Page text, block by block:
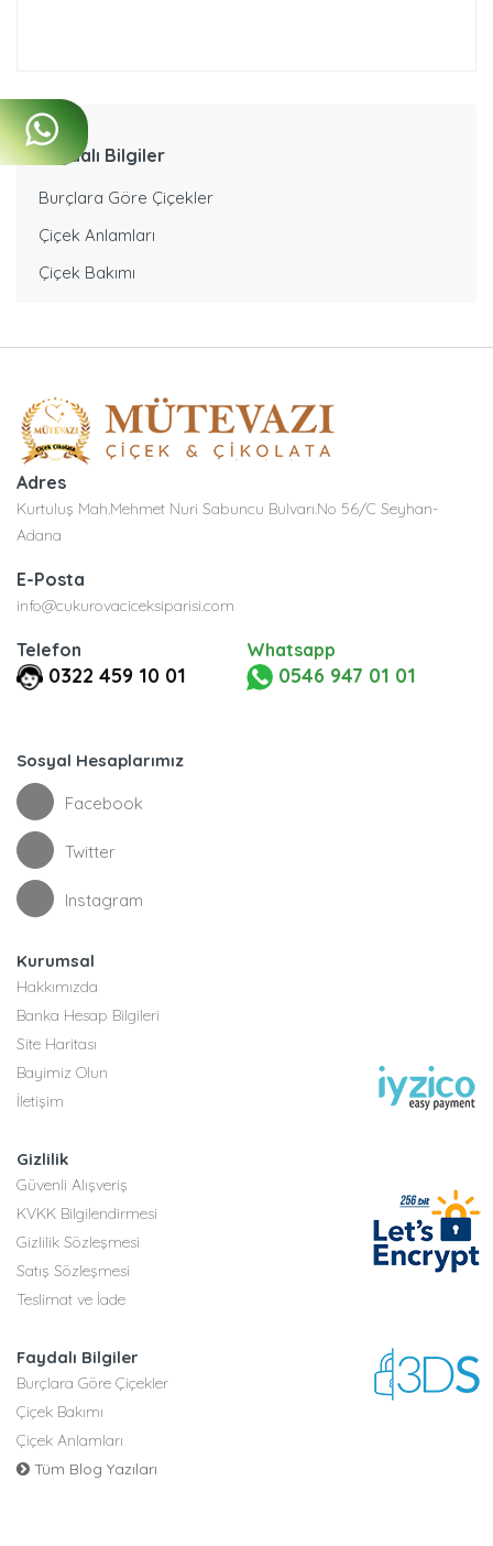
Faydalı Bilgiler
Burçlara Göre Çiçekler
Çiçek Anlamları
Çiçek Bakımı
Adres
Kurtuluş Mah.Mehmet Nuri Sabuncu Bulvarı.No 56/C Seyhan-
Adana
E-Posta
info@cukurovaciceksiparisi.com
Telefon
0322 459 10 01
Whatsapp
0546 947 01 01
Sosyal Hesaplarımız
Facebook
Twitter
Instagram
Kurumsal
Hakkımızda
Banka Hesap Bilgileri
Site Haritası
Bayimiz Olun
İletişim
Gizlilik
Güvenli Alışveriş
KVKK Bilgilendirmesi
Gizlilik Sözleşmesi
Satış Sözleşmesi
Teslimat ve İade
Faydalı Bilgiler
Burçlara Göre Çiçekler
Çiçek Bakımı
Çiçek Anlamları
Tüm Blog Yazıları